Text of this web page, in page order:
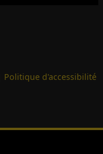
Politique d'accessibilité